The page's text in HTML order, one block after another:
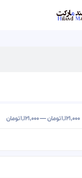
1,121,000تومان—
1,121,000تومان